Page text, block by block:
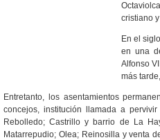
Octaviolca
cristiano
En el
en una
Alfonso
más tarde
Entretanto, los asentamientos
concejos, institución llamada a
Rebolledo; Castrillo y barrio de La
Matarrepudio; Olea; Reinosilla y venta